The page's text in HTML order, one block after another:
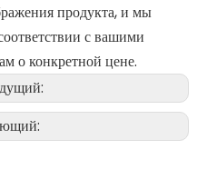
продукта, и мы
с вашими
о конкретной цене.